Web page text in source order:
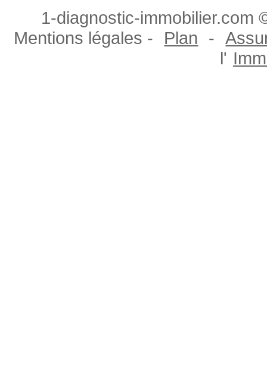
1-diagnostic-immobilier.com
Mentions légales -
Plan -
l'